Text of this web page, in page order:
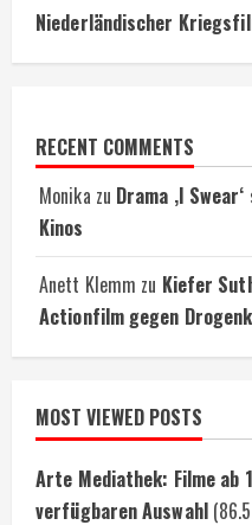
Niederländischer
RECENT COMMENTS
Monika zu Drama ‚I
Kinos
Anett Klemm zu Kiefer
Actionfilm gegen
MOST VIEWED POSTS
Arte Mediathek: Filme ab
verfügbaren Auswahl